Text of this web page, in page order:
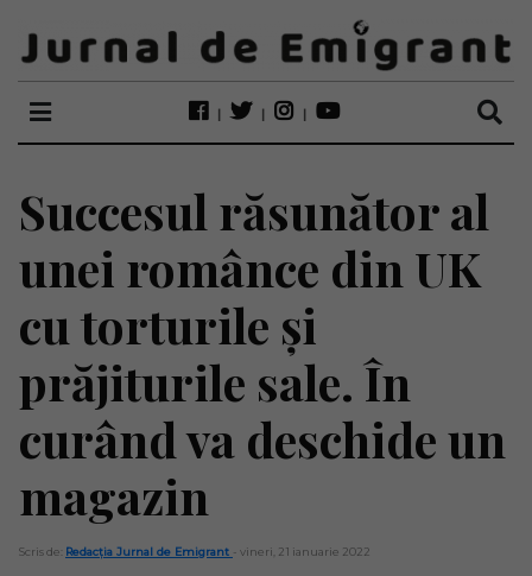
Succesul răsunător al
unei românce din UK
cu torturile și
prăjiturile sale. În
curând va deschide un
magazin
Scris de: Redacția Jurnal de Emigrant - vineri, 21 ianuarie 2022